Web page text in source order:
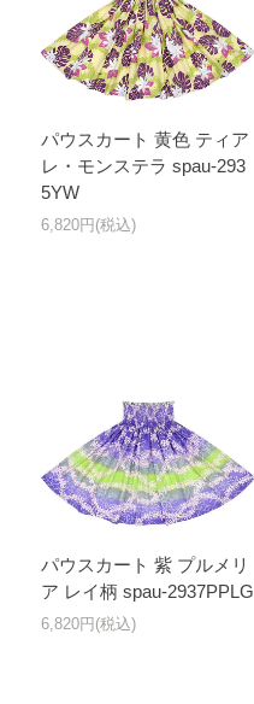
パウスカート 黄色 ティア
レ・モンステラ spau-293
5YW
6,820円(税込)
パウスカート 紫 プルメリ
ア レイ柄 spau-2937PPLG
6,820円(税込)